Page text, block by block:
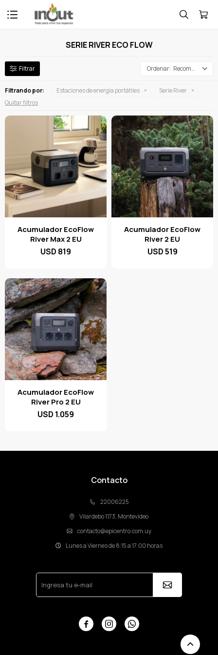

SERIE RIVER ECO FLOW
Recomendados
Filtrando por: Estaciones de energía portátiles
Serie River
Quitar filtros
Acumulador EcoFlow
River Max 2 EU
USD 819
Acumulador EcoFlow
River 2 EU
USD519
Acumulador EcoFlow
River Pro 2 EU
USD 1.059
Contacto
22006225
Vilardebo 1173, Montevideo
contacto@epicentro.com.uy
Lunes a Viernes de 8:15 a 17:00 horas
  